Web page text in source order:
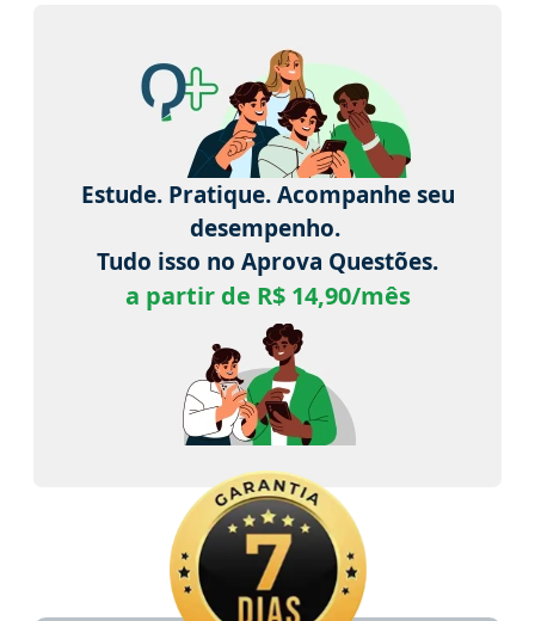
Estude. Pratique. Acompanhe seu
desempenho.
Tudo isso no Aprova Questões.
a partir de R$ 14,90/mês